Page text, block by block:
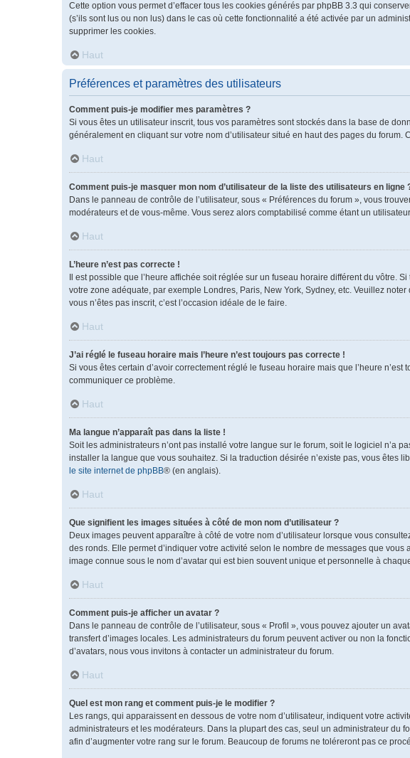
Cette option vous permet d’effacer tous les cookies générés par phpBB 3.3 qui
(s’ils sont lus ou non lus) dans le cas où cette fonctionnalité a été activée par un
supprimer les cookies.
Haut
Préférences et paramètres des utilisateurs
Comment puis-je modifier mes paramètres ?
Si vous êtes un utilisateur inscrit, tous vos paramètres sont stockés dans la base de
généralement en cliquant sur votre nom d’utilisateur situé en haut des pages du
Haut
Comment puis-je masquer mon nom d’utilisateur de la liste des utilisateurs en ligne
Dans le panneau de contrôle de l’utilisateur, sous « Préférences du forum », vous
modérateurs et de vous-même. Vous serez alors comptabilisé comme étant un
Haut
L’heure n’est pas correcte !
Il est possible que l’heure affichée soit réglée sur un fuseau horaire différent du
votre zone adéquate, par exemple Londres, Paris, New York, Sydney, etc. Veuillez
vous n’êtes pas inscrit, c’est l’occasion idéale de le faire.
Haut
J’ai réglé le fuseau horaire mais l’heure n’est toujours pas correcte !
Si vous êtes certain d’avoir correctement réglé le fuseau horaire mais que l’heure
communiquer ce problème.
Haut
Ma langue n’apparaît pas dans la liste !
Soit les administrateurs n’ont pas installé votre langue sur le forum, soit le logiciel n’a
installer la langue que vous souhaitez. Si la traduction désirée n’existe pas, vous êtes
le site internet de phpBB® (en anglais).
Haut
Que signifient les images situées à côté de mon nom d’utilisateur ?
Deux images peuvent apparaître à côté de votre nom d’utilisateur lorsque vous
des ronds. Elle permet d’indiquer votre activité selon le nombre de messages que
image connue sous le nom d’avatar qui est bien souvent unique et personnelle à
Haut
Comment puis-je afficher un avatar ?
Dans le panneau de contrôle de l’utilisateur, sous « Profil », vous pouvez ajouter un
transfert d’images locales. Les administrateurs du forum peuvent activer ou non la
d’avatars, nous vous invitons à contacter un administrateur du forum.
Haut
Quel est mon rang et comment puis-je le modifier ?
Les rangs, qui apparaissent en dessous de votre nom d’utilisateur, indiquent votre
administrateurs et les modérateurs. Dans la plupart des cas, seul un administrateur du
afin d’augmenter votre rang sur le forum. Beaucoup de forums ne toléreront pas ce